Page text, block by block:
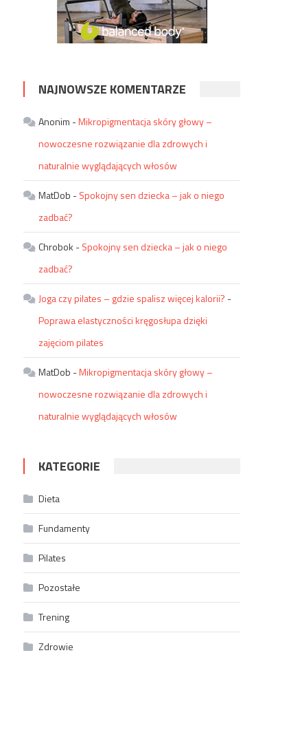
NAJNOWSZE KOMENTARZE
Anonim -Mikropigmentacja skóry głowy –
nowoczesne rozwiązanie dla zdrowych i
naturalnie wyglądających włosów
MatDob -Spokojny sen dziecka – jak o niego
zadbać?
Chrobok -Spokojny sen dziecka – jak o niego
zadbać?
Joga czy pilates – gdzie spalisz więcej kalorii? -
Poprawa elastyczności kręgosłupa dzięki
zajęciom pilates
MatDob -Mikropigmentacja skóry głowy –
nowoczesne rozwiązanie dla zdrowych i
naturalnie wyglądających włosów
KATEGORIE
Dieta
Fundamenty
Pilates
Pozostałe
Trening
Zdrowie